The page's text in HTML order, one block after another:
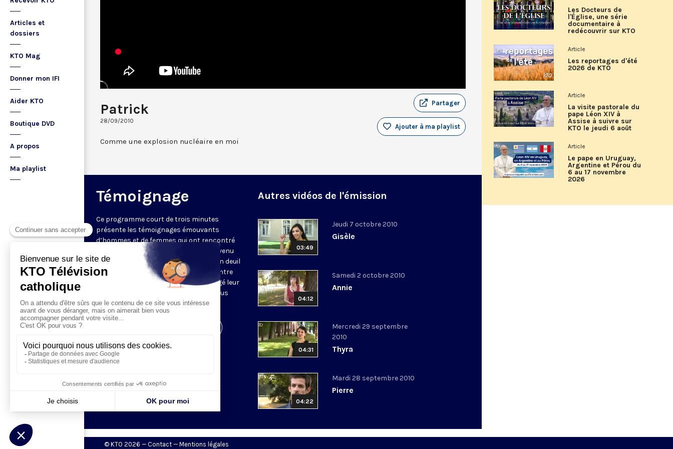
Articles et
dossiers
KTO Mag
Donner mon IFI
Aider KTO
Boutique DVD
A propos
Ma playlist
Patrick
28/09/2010
Partager
Ajouter à ma playlist
Comme une explosion nucléaire en moi
Témoignage
Ce programme court de trois minutes
présente les témoignages émouvants
d’hommes et de femmes qui ont rencontré
Dieu. À l’occasion d’un événement survenu
dans leur vie, comme une rencontre, un deuil
ou une maladie, ils ont vécu une rencontre
avec Jésus qui a complètement changé leur
vie. Ils nous expliquent comment et nous
font partager leur joie.
Autres vidéos de l'émission
03:49
Jeudi 7 octobre 2010
Gisèle
04:12
Samedi 2 octobre 2010
Annie
04:31
Mercredi 29 septembre
2010
Thyra
04:22
Mardi 28 septembre 2010
Pierre
Les Docteurs de
l'Église, une série
documentaire à
redécouvrir sur KTO
Article
Les reportages d'été
2026 de KTO
Article
La visite pastorale du
pape Léon XIV à
Assise à suivre sur
KTO le jeudi 6 août
Article
Le pape en Uruguay,
Argentine et Pérou du
6 au 17 novembre
2026
© KTO 2026 — Contact — Mentions légales